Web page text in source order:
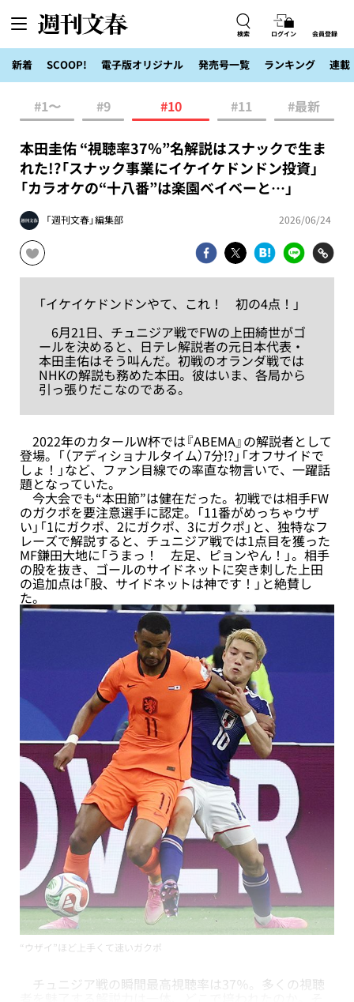
検索 ログイン 会員登録
新着 SCOOP! 電子版オリジナル 発売号一覧 ランキング 連載
#1〜 #9 #10 #11 #最新
本田圭佑 “視聴率37％”名解説はスナックで生ま
れた!?「スナック事業にイケイケドンドン投資」
「カラオケの“十八番”は楽園ベイベーと…」
「週刊文春」編集部 2026/06/24
「イケイケドンドンやて、これ！ 初の4点！」
6月21日、チュニジア戦でFWの上田綺世がゴ
ールを決めると、日テレ解説者の元日本代表・
本田圭佑はそう叫んだ。初戦のオランダ戦では
NHKの解説も務めた本田。彼はいま、各局から
引っ張りだこなのである。
2022年のカタールW杯では『ABEMA』の解説者として
登場。「（アディショナルタイム）7分!?」「オフサイドで
しょ！」など、ファン目線での率直な物言いで、一躍話
題となっていた。
今大会でも“本田節”は健在だった。初戦では相手FW
のガクポを要注意選手に認定。「11番がめっちゃウザ
い」「1にガクポ、2にガクポ、3にガクポ」と、独特なフ
レーズで解説すると、チュニジア戦では1点目を獲った
MF鎌田大地に「うまっ！ 左足、ピョンやん！」。相手
の股を抜き、ゴールのサイドネットに突き刺した上田
の追加点は「股、サイドネットは神です！」と絶賛し
た。
“ウザイ”ほど上手くて速いガクポ
チュニジア戦の瞬間最高視聴率は37％。多くの視聴